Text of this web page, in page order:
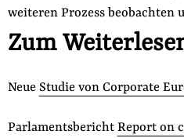
weiteren Prozess beobachten
Zum
Neue Studie von Corporate
Parlamentsbericht Report on